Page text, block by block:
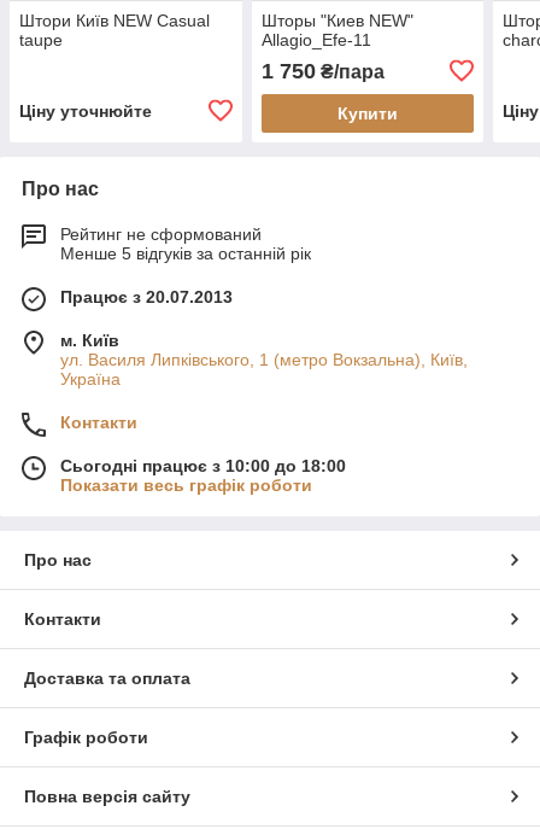
Штори Київ NEW Casual
taupe
Ціну уточнюйте
Шторы "Киев NEW"
Allagio_Efe-11
1 750₴/пара
Купити
Про нас
Рейтинг не сформований
Менше 5 відгуків за останній рік
Працює з 20.07.2013
м. Київ
ул. Василя Липківського, 1 (метро Вокзальна), Київ,
Україна
Контакти
Сьогодні працює з 10:00 до 18:00
Показати весь графік роботи
Про нас
Контакти
Доставка та оплата
Графік роботи
Повна версія сайту